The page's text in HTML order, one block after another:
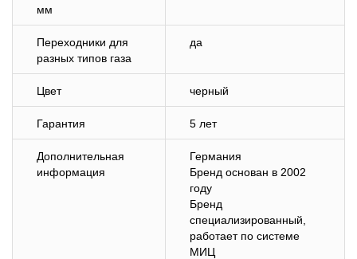
мм
Переходники для
разных типов газа
да
Цвет черный
Гарантия 5 лет
Дополнительная
информация
Германия
Бренд основан в 2002
году
Бренд
специализированный,
работает по системе
МИЦ